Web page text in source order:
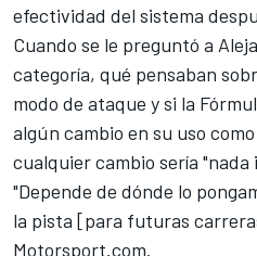
efectividad del sistema
Cuando se le preguntó a
categoría, qué pensaban
modo de ataque y si la
algún cambio en su uso
cualquier cambio sería
"Depende de dónde lo
la pista [para futuras
Motorsport.com.